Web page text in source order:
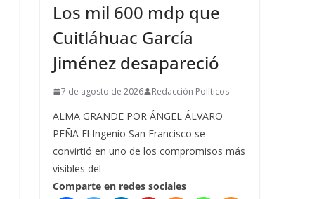
Los mil 600 mdp que
Cuitláhuac García
Jiménez desapareció
7 de agosto de 2026 Redacción Políticos
ALMA GRANDE POR ÁNGEL ÁLVARO
PEÑA El Ingenio San Francisco se
convirtió en uno de los compromisos más
visibles del
Comparte en redes sociales